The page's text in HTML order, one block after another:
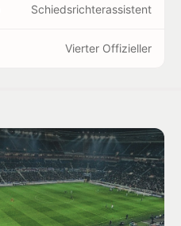
Schiedsrichterassistent
Vierter Offizieller